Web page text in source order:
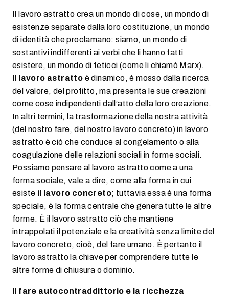
Il lavoro astratto crea un mondo di cose, un mondo di
esistenze separate dalla loro costituzione, un mondo
di identità che proclamano: siamo, un mondo di
sostantivi indifferenti ai verbi che li hanno fatti
esistere, un mondo di feticci (come li chiamò Marx).
Il lavoro astrattoè dinamico, è mosso dalla ricerca
del valore, del profitto, ma presenta le sue creazioni
come cose indipendenti dall’atto della loro creazione.
In altri termini, la trasformazione della nostra attività
(del nostro fare, del nostro lavoro concreto) in lavoro
astratto è ciò che conduce al congelamento o alla
coagulazione delle relazioni sociali in forme sociali.
Possiamo pensare al lavoro astratto come a una
forma sociale, vale a dire, come alla forma in cui
esiste il lavoro concreto; tuttavia essa è una forma
speciale, è la forma centrale che genera tutte le altre
forme. È il lavoro astratto ciò che mantiene
intrappolati il potenziale e la creatività senza limite del
lavoro concreto, cioè, del fare umano. È pertanto il
lavoro astratto la chiave per comprendere tutte le
altre forme di chiusura o dominio.
Il fare autocontraddittorio e la ricchezza